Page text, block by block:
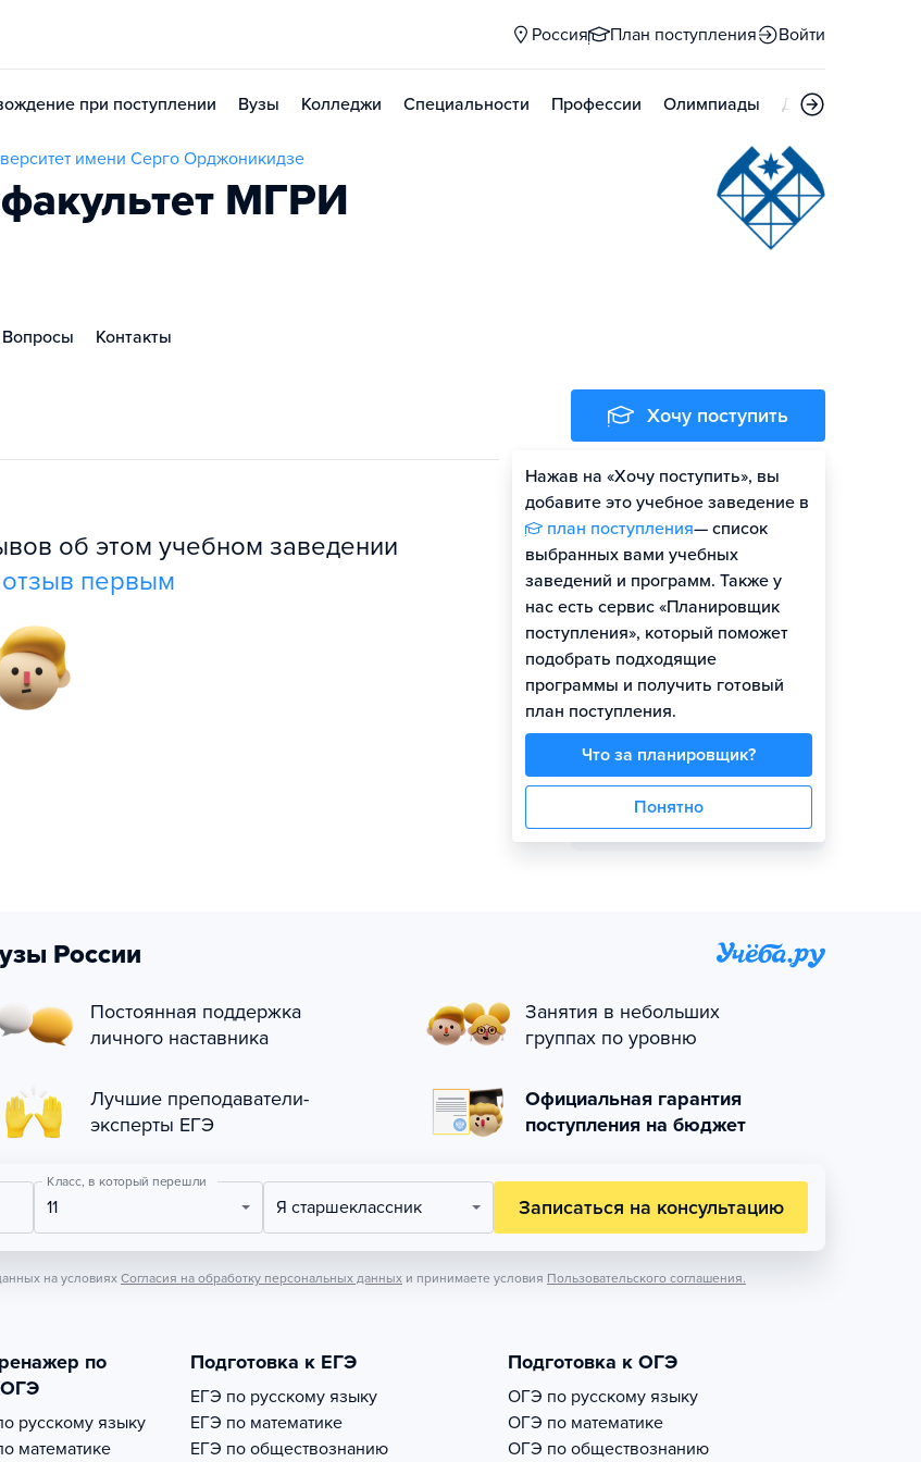
Россия План поступления Войти
при поступлении Вузы Колледжи Специальности Профессии Олимпиады Дни открытых
имени Серго Орджоникидзе
МГРИ
Вопросы Контакты
об этом учебном заведении
первым
Хочу поступить
Нажав на «Хочу поступить», вы
добавите это учебное заведение в
план поступления— список
выбранных вами учебных
заведений и программ. Также у
нас есть сервис «Планировщик
поступления», который поможет
подобрать подходящие
программы и получить готовый
план поступления.
Что за планировщик?
Понятно
Оценить шансы
Представитель вуза
Никита Афанасьев
Задать вопрос
России
Постоянная поддержка
личного наставника
Занятия в небольших
группах по уровню
Лучшие преподаватели-
эксперты ЕГЭ
Официальная гарантия
поступления на бюджет
Класс, в который перешли
11 Я старшеклассник Записаться на консультацию
на условиях Согласия на обработку персональных данных и принимаете условия Пользовательского соглашения.
по
ОГЭ
русскому языку
математике
Подготовка к ЕГЭ
ЕГЭ по русскому языку
ЕГЭ по математике
ЕГЭ по обществознанию
Подготовка к ОГЭ
ОГЭ по русскому языку
ОГЭ по математике
ОГЭ по обществознанию